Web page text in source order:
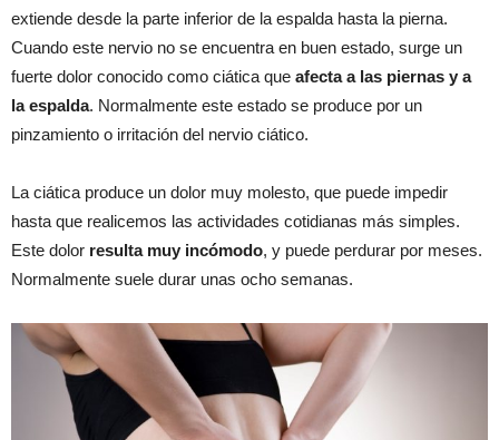
extiende desde la parte inferior de la espalda hasta la pierna.
Cuando este nervio no se encuentra en buen estado, surge un
fuerte dolor conocido como ciática que afecta a las piernas y a
la espalda. Normalmente este estado se produce por un
pinzamiento o irritación del nervio ciático.
La ciática produce un dolor muy molesto, que puede impedir
hasta que realicemos las actividades cotidianas más simples.
Este dolor resulta muy incómodo, y puede perdurar por meses.
Normalmente suele durar unas ocho semanas.